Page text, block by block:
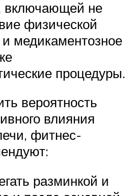
включающей не
физической
и медикаментозное
процедуры.
вероятность
влияния
фитнес-
разминкой и